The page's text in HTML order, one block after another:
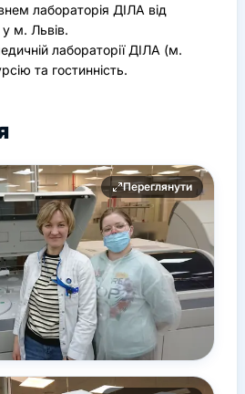
лабораторія ДІЛА від
у м. Львів.
лабораторії ДІЛА (м.
та гостинність.
Переглянути